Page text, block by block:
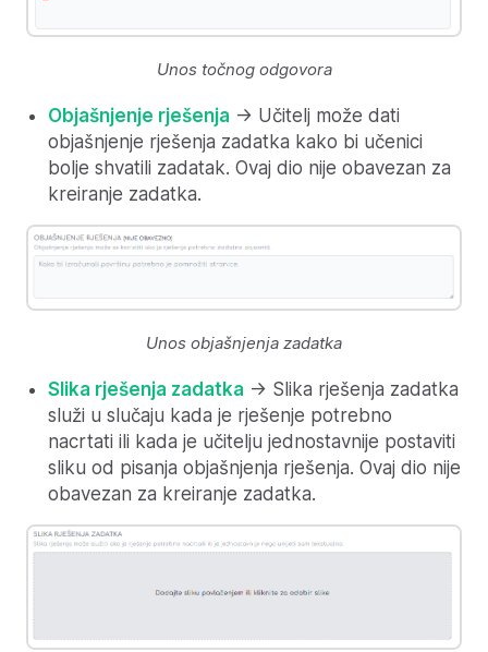
Unos točnog odgovora
Objašnjenje rješenja -> Učitelj može dati
objašnjenje rješenja zadatka kako bi učenici
bolje shvatili zadatak. Ovaj dio nije obavezan za
kreiranje zadatka.
Unos objašnjenja zadatka
Slika rješenja zadatka -> Slika rješenja zadatka
služi u slučaju kada je rješenje potrebno
nacrtati ili kada je učitelju jednostavnije postaviti
sliku od pisanja objašnjenja rješenja. Ovaj dio nije
obavezan za kreiranje zadatka.